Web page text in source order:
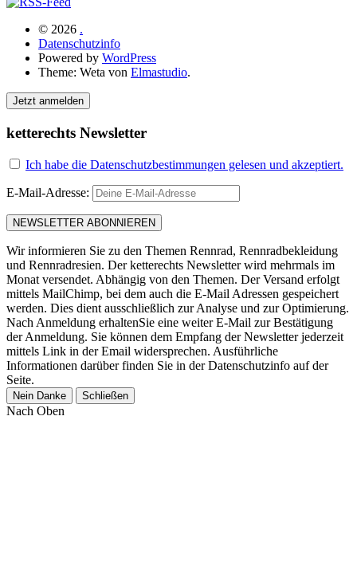
© 2026 .
Datenschutzinfo
Powered by WordPress
Theme: Weta von Elmastudio.
Jetzt anmelden
ketterechts Newsletter
Ich habe die Datenschutzbestimmungen gelesen und akzeptiert.
E-Mail-Adresse:
Wir informieren Sie zu den Themen Rennrad, Rennradbekleidung
und Rennradresien. Der ketterechts Newsletter wird mehrmals im
Monat versendet. Abhängig von den Themen. Der Versand erfolgt
mittels MailChimp, bei dem auch die E-Mail Adressen gespeichert
werden. Dies dient ausschließlich zur Analyse und zur Optimierung.
Nach Anmeldung erhaltenSie eine weiter E-Mail zur Bestätigung
der Anmeldung. Sie können dem Empfang der Newsletter jederzeit
mittels Link in der Email widersprechen. Ausführliche
Informationen darüber finden Sie in der Datenschutzinfo auf der
Seite.
Nein Danke Schließen
Nach Oben